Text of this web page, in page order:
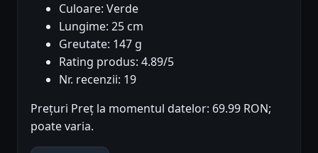
Culoare: Verde
Lungime: 25 cm
Greutate: 147 g
Rating produs: 4.89/5
Nr. recenzii: 19
Prețuri Preț la momentul datelor: 69.99 RON;
poate varia.